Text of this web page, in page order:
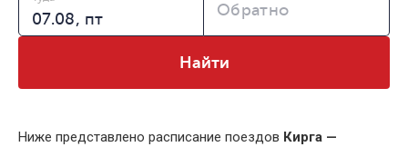
Обратно
Найти
Ниже представлено расписание поездов Кирга —